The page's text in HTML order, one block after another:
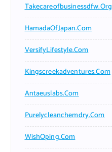
Takecareofbusinessdfw.org
HamadaOfJapan.com
VersifyLifestyle.com
Kingscreekadventures.com
Antaeuslabs.com
Purelycleanchemdry.com
WishOping.com